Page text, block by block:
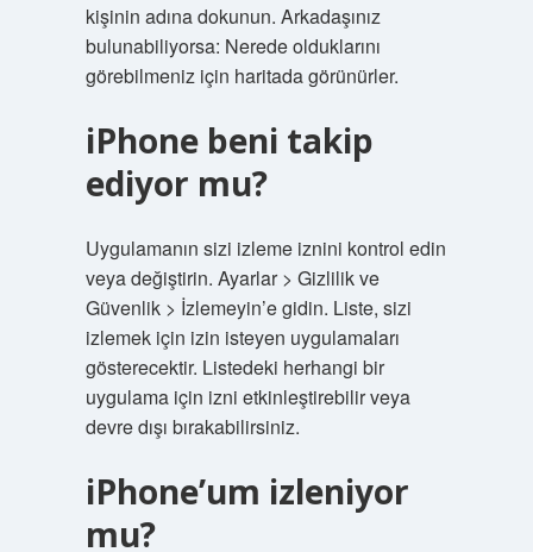
kişinin adına dokunun. Arkadaşınız
bulunabiliyorsa: Nerede olduklarını
görebilmeniz için haritada görünürler.
iPhone beni takip
ediyor mu?
Uygulamanın sizi izleme iznini kontrol edin
veya değiştirin. Ayarlar > Gizlilik ve
Güvenlik > İzlemeyin’e gidin. Liste, sizi
izlemek için izin isteyen uygulamaları
gösterecektir. Listedeki herhangi bir
uygulama için izni etkinleştirebilir veya
devre dışı bırakabilirsiniz.
iPhone’um izleniyor
mu?